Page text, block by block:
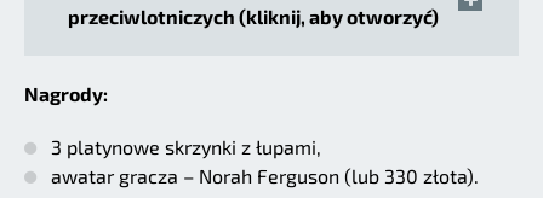
przeciwlotniczych (kliknij, aby otworzyć)
Nagrody:
3 platynowe skrzynki z łupami,
awatar gracza – Norah Ferguson (lub 330 złota).